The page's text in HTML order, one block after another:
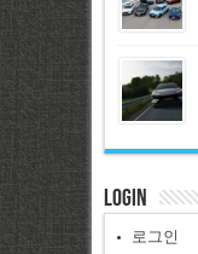
Login
로그인